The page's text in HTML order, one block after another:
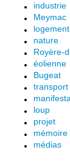
industrie
Meymac
logement
nature
Royère-
éolienne
Bugeat
transport
loup
projet
mémoire
médias